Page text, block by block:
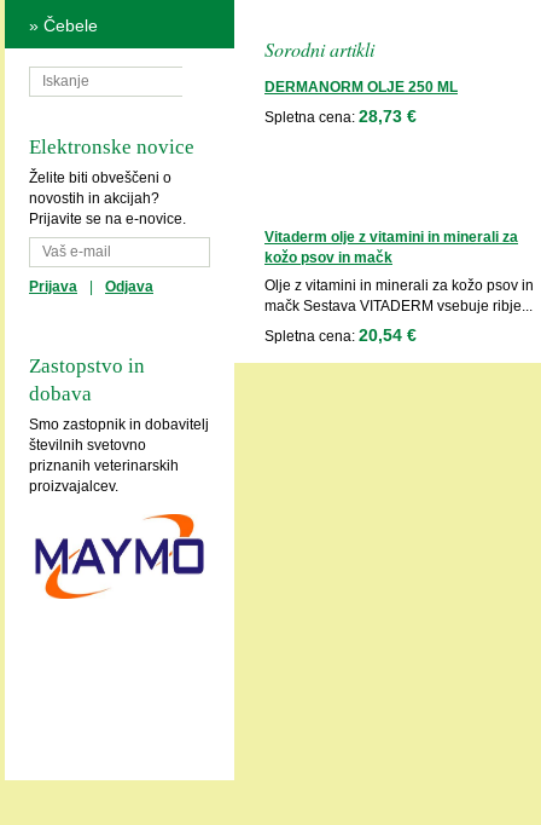
» Čebele
Elektronske novice
Želite biti obveščeni o
novostih in akcijah?
Prijavite se na e-novice.
Prijava Odjava
Zastopstvo in
dobava
Smo zastopnik in dobavitelj
številnih svetovno
priznanih veterinarskih
proizvajalcev.
Sorodni artikli
DERMANORM OLJE 250 ML
Spletna cena: 28,73 €
Vitaderm olje z vitamini in minerali za
kožo psov in mačk
Olje z vitamini in minerali za kožo psov in
mačk Sestava VITADERM vsebuje ribje...
Spletna cena: 20,54 €